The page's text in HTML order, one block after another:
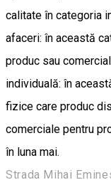
calitate în categoria
afaceri: în această
produc sau
individuală: în
fizice care produc
comerciale pentru
în luna mai.